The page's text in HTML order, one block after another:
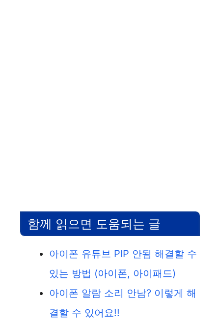
함께 읽으면 도움되는 글
아이폰 유튜브 PIP 안됨 해결할 수
있는 방법 (아이폰, 아이패드)
아이폰 알람 소리 안남? 이렇게 해
결할 수 있어요!!